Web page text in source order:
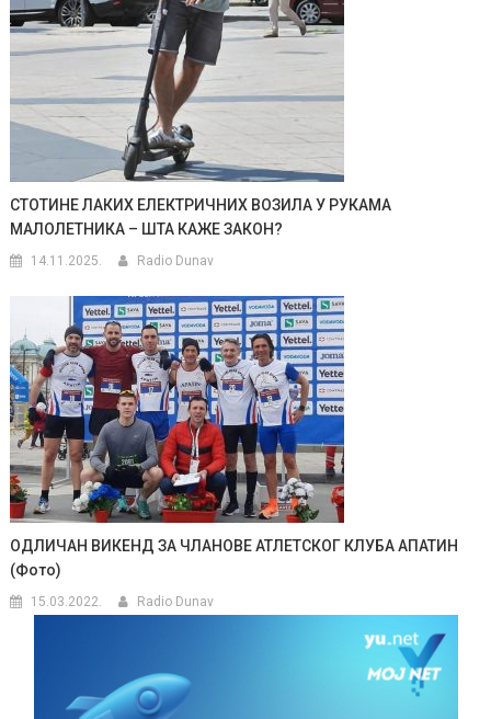
СТОТИНЕ ЛАКИХ ЕЛЕКТРИЧНИХ ВОЗИЛА У РУКАМА
МАЛОЛЕТНИКА – ШТА КАЖЕ ЗАКОН?
14.11.2025. Radio Dunav
ОДЛИЧАН ВИКЕНД ЗА ЧЛАНОВЕ АТЛЕТСКОГ КЛУБА АПАТИН
(Фото)
15.03.2022. Radio Dunav